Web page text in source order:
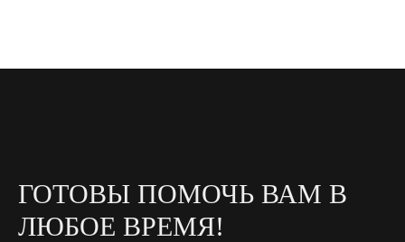
ГОТОВЫ ПОМОЧЬ ВАМ В
ЛЮБОЕ ВРЕМЯ!